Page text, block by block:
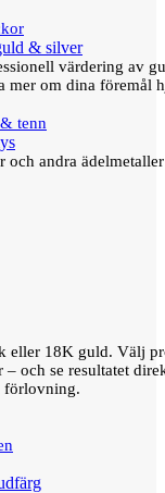
& silver
värdering av
mer om dina föremål
tenn
och andra
eller 18K guld. Välj
och se resultatet
förlovning.